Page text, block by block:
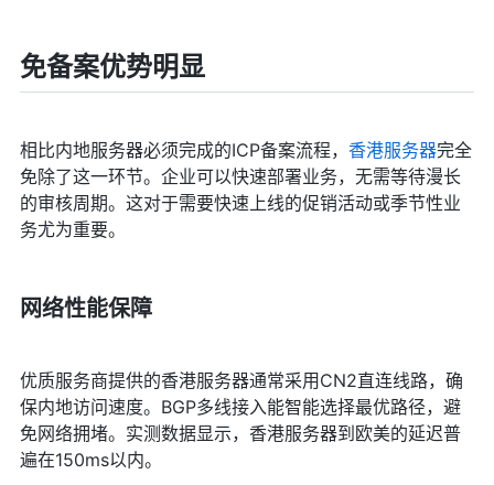
免备案优势明显
相比内地服务器必须完成的ICP备案流程， 香港服务器完全
免除了这一环节。企业可以快速部署业务，无需等待漫长
的审核周期。这对于需要快速上线的促销活动或季节性业
务尤为重要。
网络性能保障
优质服务商提供的香港服务器通常采用CN2直连线路，确
保内地访问速度。BGP多线接入能智能选择最优路径，避
免网络拥堵。实测数据显示，香港服务器到欧美的延迟普
遍在150ms以内。